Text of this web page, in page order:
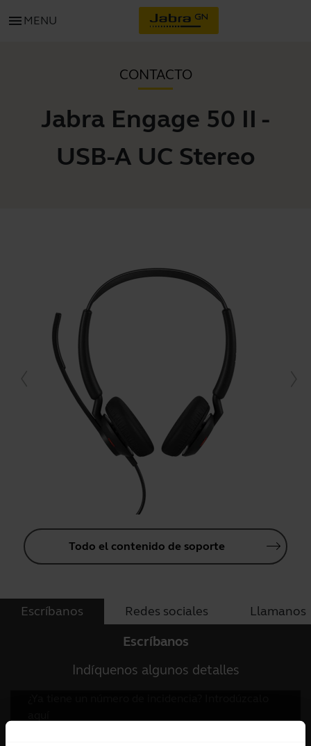
menu MENU
CONTACTO
Jabra Engage 50 II -
USB-A UC Stereo
Todo el contenido de soporte
Escríbanos Redes sociales Llamanos
Escríbanos
Indíquenos algunos detalles